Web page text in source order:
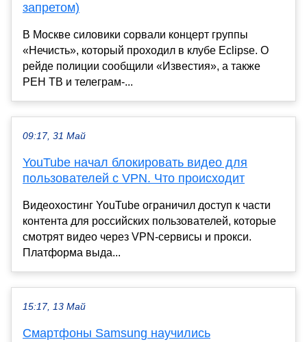
запретом)
В Москве силовики сорвали концерт группы
«Нечисть», который проходил в клубе Eclipse. О
рейде полиции сообщили «Известия», а также
РЕН ТВ и телеграм-...
09:17, 31 Май
YouTube начал блокировать видео для
пользователей с VPN. Что происходит
Видеохостинг YouTube ограничил доступ к части
контента для российских пользователей, которые
смотрят видео через VPN-сервисы и прокси.
Платформа выда...
15:17, 13 Май
Смартфоны Samsung научились